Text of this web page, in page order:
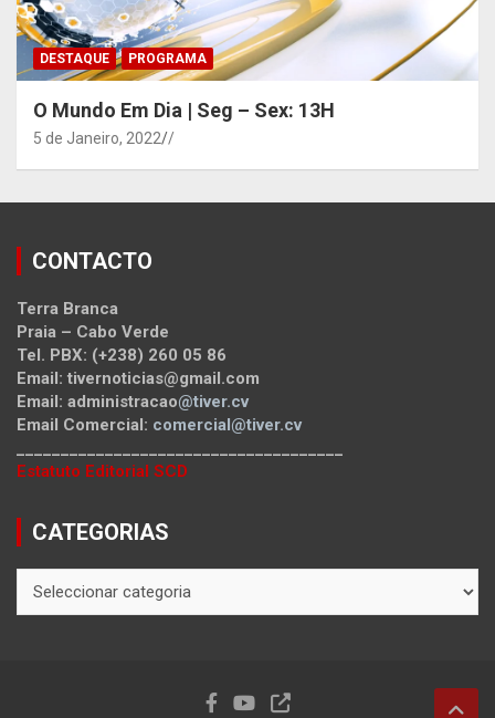
DESTAQUE PROGRAMA
O Mundo Em Dia | Seg – Sex: 13H
5 de Janeiro, 2022 /
CONTACTO
Terra Branca
Praia – Cabo Verde
Tel. PBX: (+238) 260 05 86
Email: tivernoticias@gmail.com
Email: administracao@tiver.cv
Email Comercial: comercial@tiver.cv
Estatuto Editorial SCD
CATEGORIAS